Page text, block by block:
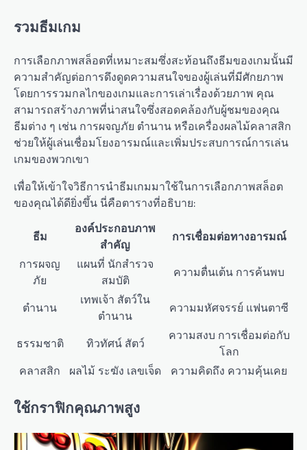
รวมธีมเกม
การเลือกภาพสล็อตที่เหมาะสมซึ่งสะท้อนถึงธีมของเกมนั้นมี
ความสำคัญต่อการดึงดูดความสนใจของผู้เล่นที่มีศักยภาพ
โดยการรวมกลไกของเกมและการเล่าเรื่องด้วยภาพ คุณ
สามารถสร้างภาพที่น่าสนใจซึ่งสอดคล้องกับผู้ชมของคุณ
ธีมต่าง ๆ เช่น การผจญภัย ตำนาน หรือเครื่องผลไม้คลาสสิก
ช่วยให้ผู้เล่นเชื่อมโยงอารมณ์และเพิ่มประสบการณ์การเล่น
เกมของพวกเขา
เพื่อให้เข้าใจวิธีการนำธีมเกมมาใช้ในการเลือกภาพสล็อต
ของคุณได้ดียิ่งขึ้น นี่คือตารางที่อธิบาย:
ธีม
องค์ประกอบภาพ
สำคัญ
การเชื่อมต่อทางอารมณ์
การผจญ
ภัย
แผนที่ นักสำรวจ
สมบัติ
ความตื่นเต้น การค้นพบ
ตำนาน
เทพเจ้า สัตว์ใน
ตำนาน
ความมหัศจรรย์ แฟนตาซี
ธรรมชาติ ทิวทัศน์ สัตว์
ความสงบ การเชื่อมต่อกับ
โลก
คลาสสิก
ผลไม้ ระฆัง เลขเจ็ด ความคิดถึง ความคุ้นเคย
ใช้กราฟิกคุณภาพสูง